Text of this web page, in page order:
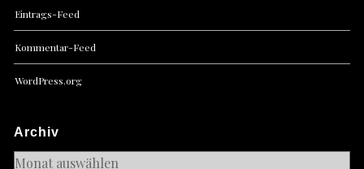
Eintrags-Feed
Kommentar-Feed
WordPress.org
Archiv
Archiv